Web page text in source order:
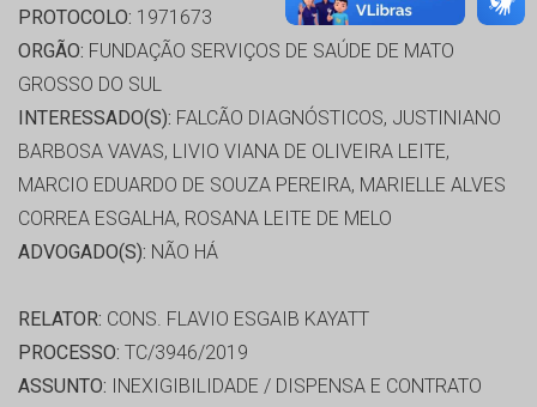
PROTOCOLO: 1971673
ORGÃO: FUNDAÇÃO SERVIÇOS DE SAÚDE DE MATO
GROSSO DO SUL
INTERESSADO(S): FALCÃO DIAGNÓSTICOS, JUSTINIANO
BARBOSA VAVAS, LIVIO VIANA DE OLIVEIRA LEITE,
MARCIO EDUARDO DE SOUZA PEREIRA, MARIELLE ALVES
CORREA ESGALHA, ROSANA LEITE DE MELO
ADVOGADO(S): NÃO HÁ
RELATOR: CONS. FLAVIO ESGAIB KAYATT
PROCESSO: TC/3946/2019
ASSUNTO: INEXIGIBILIDADE / DISPENSA E CONTRATO